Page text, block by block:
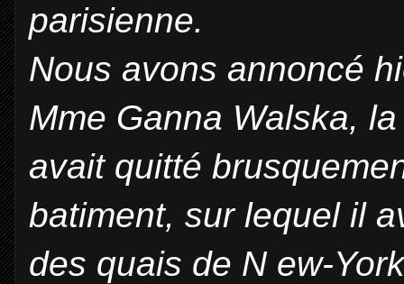
parisienne.
Nous avons annoncé
Mme Ganna Walska,
avait quitté
batiment, sur lequel il
des quais de N ew-